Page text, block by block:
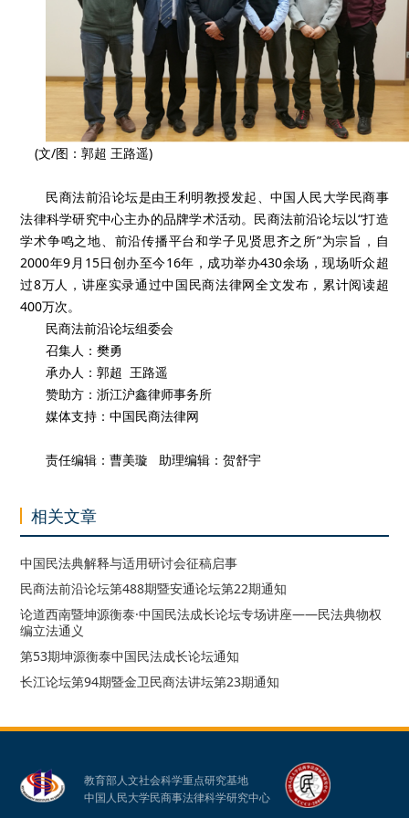
(文/图：郭超 王路遥)
民商法前沿论坛是由王利明教授发起、中国人民大学民商事
法律科学研究中心主办的品牌学术活动。民商法前沿论坛以“打造
学术争鸣之地、前沿传播平台和学子见贤思齐之所”为宗旨，自
2000年9月15日创办至今16年，成功举办430余场，现场听众超
过8万人，讲座实录通过中国民商法律网全文发布，累计阅读超
400万次。
民商法前沿论坛组委会
召集人：樊勇
承办人：郭超 王路遥
赞助方：浙江沪鑫律师事务所
媒体支持：中国民商法律网
责任编辑：曹美璇 助理编辑：贺舒宇
相关文章
中国民法典解释与适用研讨会征稿启事
民商法前沿论坛第488期暨安通论坛第22期通知
论道西南暨坤源衡泰·中国民法成长论坛专场讲座——民法典物权
编立法通义
第53期坤源衡泰中国民法成长论坛通知
长江论坛第94期暨金卫民商法讲坛第23期通知
教育部人文社会科学重点研究基地
中国人民大学民商事法律科学研究中心